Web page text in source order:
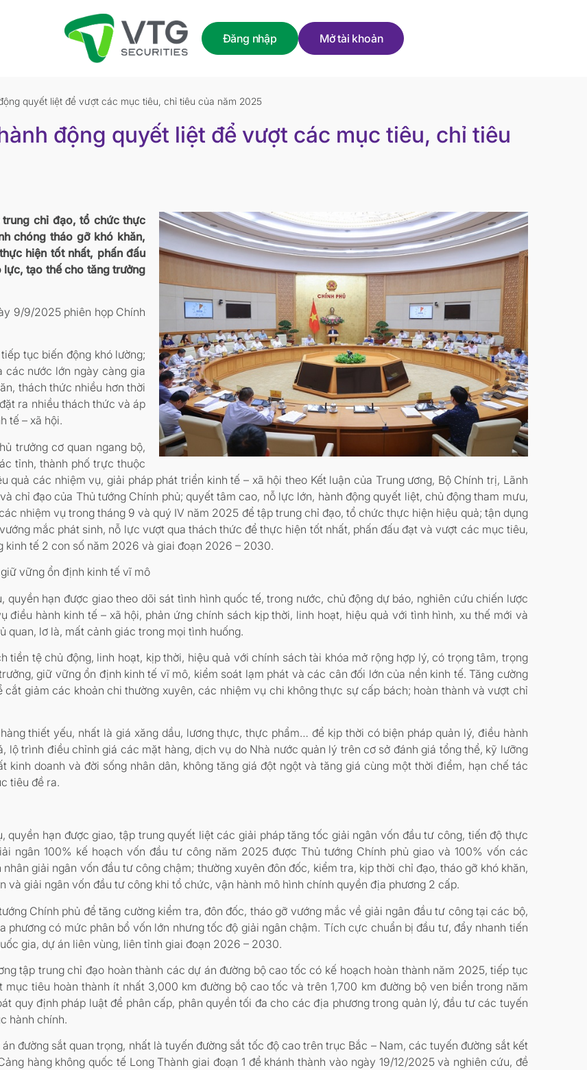
Đăng nhập Mở tài khoản
quyết liệt để vượt các mục tiêu, chỉ tiêu của năm 2025
động quyết liệt để vượt các mục tiêu, chỉ tiêu
chỉ đạo, tổ chức thực
chóng tháo gỡ khó khăn,
hiện tốt nhất, phấn đấu
tạo thế cho tăng trưởng
9/9/2025 phiên họp Chính
tục biến động khó lường;
các nước lớn ngày càng gia
thách thức nhiều hơn thời
ra nhiều thách thức và áp
tế – xã hội.
trưởng cơ quan ngang bộ,
tỉnh, thành phố trực thuộc
quả các nhiệm vụ, giải pháp phát triển kinh tế – xã hội theo Kết luận của Trung ương, Bộ Chính trị, Lãnh
chỉ đạo của Thủ tướng Chính phủ; quyết tâm cao, nỗ lực lớn, hành động quyết liệt, chủ động tham mưu,
nhiệm vụ trong tháng 9 và quý IV năm 2025 để tập trung chỉ đạo, tổ chức thực hiện hiệu quả; tận dụng
mắc phát sinh, nỗ lực vượt qua thách thức để thực hiện tốt nhất, phấn đấu đạt và vượt các mục tiêu,
tế 2 con số năm 2026 và giai đoạn 2026 – 2030.
vững ổn định kinh tế vĩ mô
hạn được giao theo dõi sát tình hình quốc tế, trong nước, chủ động dự báo, nghiên cứu chiến lược
điều hành kinh tế – xã hội, phản ứng chính sách kịp thời, linh hoạt, hiệu quả với tình hình, xu thế mới và
lơ là, mất cảnh giác trong mọi tình huống.
tiền tệ chủ động, linh hoạt, kịp thời, hiệu quả với chính sách tài khóa mở rộng hợp lý, có trọng tâm, trọng
giữ vững ổn định kinh tế vĩ mô, kiểm soát lạm phát và các cân đối lớn của nền kinh tế. Tăng cường
giảm các khoản chi thường xuyên, các nhiệm vụ chi không thực sự cấp bách; hoàn thành và vượt chỉ
thiết yếu, nhất là giá xăng dầu, lương thực, thực phẩm… để kịp thời có biện pháp quản lý, điều hành
lộ trình điều chỉnh giá các mặt hàng, dịch vụ do Nhà nước quản lý trên cơ sở đánh giá tổng thể, kỹ lưỡng
doanh và đời sống nhân dân, không tăng giá đột ngột và tăng giá cùng một thời điểm, hạn chế tác
tiêu đề ra.
quyền hạn được giao, tập trung quyết liệt các giải pháp tăng tốc giải ngân vốn đầu tư công, tiến độ thực
ngân 100% kế hoạch vốn đầu tư công năm 2025 được Thủ tướng Chính phủ giao và 100% vốn các
giải ngân vốn đầu tư công chậm; thường xuyên đôn đốc, kiểm tra, kịp thời chỉ đạo, tháo gỡ khó khăn,
và giải ngân vốn đầu tư công khi tổ chức, vận hành mô hình chính quyền địa phương 2 cấp.
Chính phủ để tăng cường kiểm tra, đôn đốc, tháo gỡ vướng mắc về giải ngân đầu tư công tại các bộ,
phương có mức phân bổ vốn lớn nhưng tốc độ giải ngân chậm. Tích cực chuẩn bị đầu tư, đẩy nhanh tiến
gia, dự án liên vùng, liên tỉnh giai đoạn 2026 – 2030.
tập trung chỉ đạo hoàn thành các dự án đường bộ cao tốc có kế hoạch hoàn thành năm 2025, tiếp tục
tiêu hoàn thành ít nhất 3,000 km đường bộ cao tốc và trên 1,700 km đường bộ ven biển trong năm
quy định pháp luật để phân cấp, phân quyền tối đa cho các địa phương trong quản lý, đầu tư các tuyến
hành chính.
đường sắt quan trọng, nhất là tuyến đường sắt tốc độ cao trên trục Bắc – Nam, các tuyến đường sắt kết
hàng không quốc tế Long Thành giai đoạn 1 để khánh thành vào ngày 19/12/2025 và nghiên cứu, đề